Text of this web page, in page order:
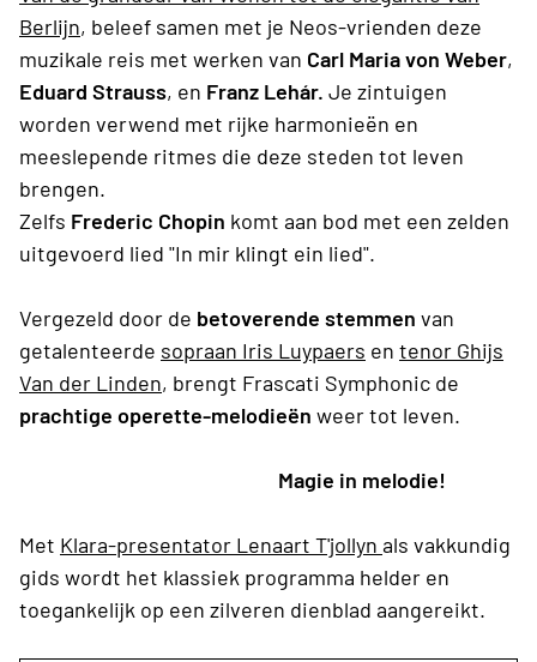
Berlijn, beleef samen met je Neos-vrienden deze
muzikale reis met werken van Carl Maria von Weber,
Eduard Strauss, en Franz Lehár. Je zintuigen
worden verwend met rijke harmonieën en
meeslepende ritmes die deze steden tot leven
brengen.
Zelfs Frederic Chopin komt aan bod met een zelden
uitgevoerd lied "In mir klingt ein lied".
Vergezeld door de betoverende stemmen van
getalenteerde sopraan Iris Luypaers en tenor Ghijs
Van der Linden, brengt Frascati Symphonic de
prachtige operette-melodieën weer tot leven.
Magie in melodie!
Met Klara-presentator Lenaart T'jollyn als vakkundig
gids wordt het klassiek programma helder en
toegankelijk op een zilveren dienblad aangereikt.